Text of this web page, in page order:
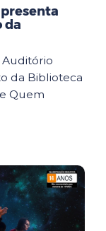
da
Auditório
da Biblioteca
Quem